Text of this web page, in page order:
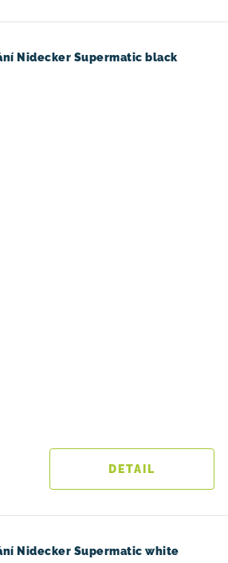
Nidecker Supermatic black
Nidecker Supermatic white